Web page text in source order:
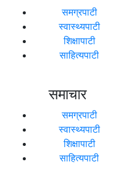
समग्रपाटी
स्वास्थ्यपाटी
शिक्षापाटी
साहित्यपाटी
समाचार
समग्रपाटी
स्वास्थ्यपाटी
शिक्षापाटी
साहित्यपाटी